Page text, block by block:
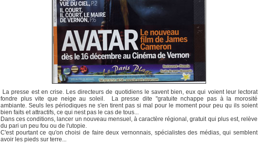
La presse est en crise. Les directeurs de quotidiens le savent bien, eux qui voient leur lectorat
fondre plus vite que neige au soleil. La presse dite "gratuite nchappe pas à la morosité
ambiante. Seuls les périodiques ne s'en tirent pas si mal pour le moment pour peu qu ils soient
bien faits et attractifs, ce qui nest pas le cas de tous...
Dans ces conditions, lancer un nouveau mensuel, à caractère régional, gratuit qui plus est, relève
du pari un peu fou ou de l'utopie.
C'est pourtant ce qu'on choisi de faire deux vernonnais, spécialistes des médias, qui semblent
avoir les pieds sur terre...